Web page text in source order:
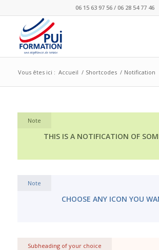
06 15 63 97 56 / 06 28 54 77 46
Vous êtes ici : Accueil / Shortcodes / Notification
Note
THIS IS A NOTIFICATION OF
Note
CHOOSE ANY ICON YOU
Subheading of your choice